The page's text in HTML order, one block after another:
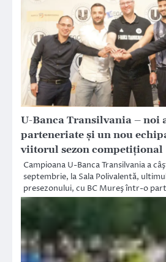
U-Banca Transilvania – noi
parteneriate şi un nou
viitorul sezon competiţional
Campioana U-Banca Transilvania a
septembrie, la Sala Polivalentă,
presezonului, cu BC Mureş într-o